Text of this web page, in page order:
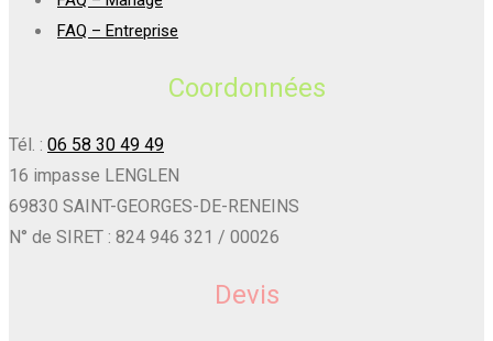
FAQ – Entreprise
Coordonnées
Tél. : 06 58 30 49 49
16 impasse LENGLEN
69830 SAINT-GEORGES-DE-RENEINS
N° de SIRET : 824 946 321 / 00026
Devis